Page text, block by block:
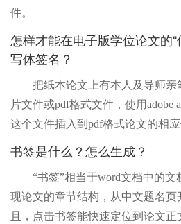
件。
怎样才能在电子版学位论文的
写体签名？
把纸本论文上有本人及导师亲
片文件或pdf格式文件，使用adobe
这个文件插入到pdf格式论文的相应
书签是什么？怎么生成？
“书签”相当于word文档中的
现论文的章节结构，从中文题名页
且，点击书签能快速定位到论文正